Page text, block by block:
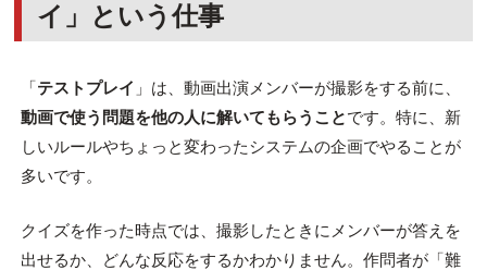
イ」という仕事
「テストプレイ 」は、動画出演メンバーが撮影をする前に、
動画で使う問題を他の人に解いてもらうことです。特に、新
しいルールやちょっと変わったシステムの企画でやることが
多いです。
クイズを作った時点では、撮影したときにメンバーが答えを
出せるか、どんな反応をするかわかりません。作問者が「難